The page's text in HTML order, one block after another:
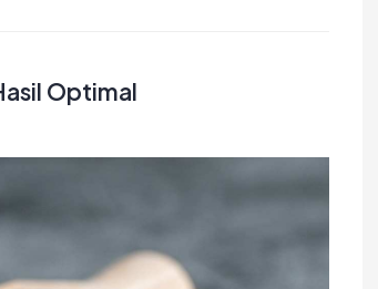
Optimal